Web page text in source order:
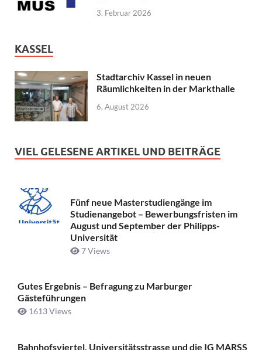
3. Februar 2026
KASSEL
Stadtarchiv Kassel in neuen
Räumlichkeiten in der Markthalle
6. August 2026
VIEL GELESENE ARTIKEL UND BEITRÄGE
Fünf neue Masterstudiengänge im
Studienangebot – Bewerbungsfristen im
August und September der Philipps-
Universität
7 Views
Gutes Ergebnis – Befragung zu Marburger
Gästeführungen
1613 Views
Bahnhofsviertel, Universitätsstrasse und die IG MARSS